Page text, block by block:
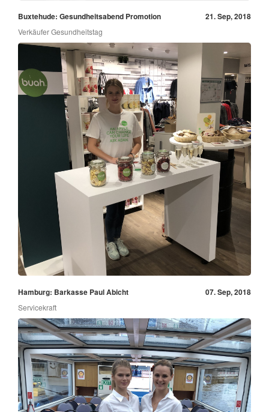
Buxtehude: Gesundheitsabend Promotion 21. Sep, 2018
Verkäufer Gesundheitstag
Hamburg: Barkasse Paul Abicht 07. Sep, 2018
Servicekraft